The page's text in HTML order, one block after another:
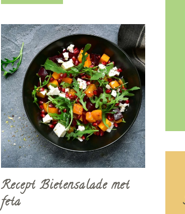
Recept Bietensalade met
feta